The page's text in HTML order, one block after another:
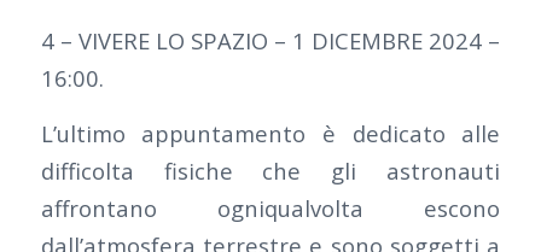
4 – VIVERE LO SPAZIO – 1 DICEMBRE 2024 –
16:00.
L’ultimo appuntamento è dedicato alle
difficolta fisiche che gli astronauti
affrontano ogniqualvolta escono
dall’atmosfera terrestre e sono soggetti a